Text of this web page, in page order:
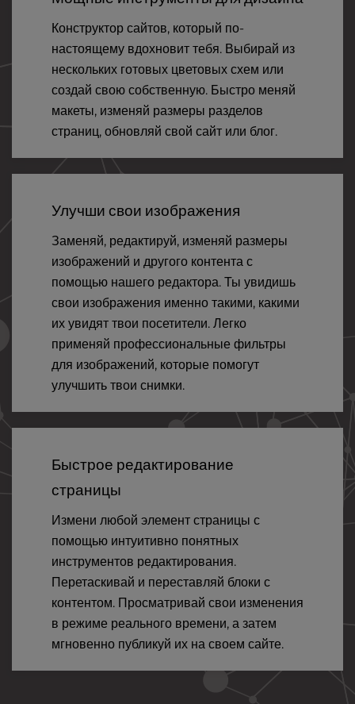
Конструктор сайтов, который по-
настоящему вдохновит тебя. Выбирай из
нескольких готовых цветовых схем или
создай свою собственную. Быстро меняй
макеты, изменяй размеры разделов
страниц, обновляй свой сайт или блог.
Улучши свои изображения
Заменяй, редактируй, изменяй размеры
изображений и другого контента с
помощью нашего редактора. Ты увидишь
свои изображения именно такими, какими
их увидят твои посетители. Легко
применяй профессиональные фильтры
для изображений, которые помогут
улучшить твои снимки.
Быстрое редактирование
страницы
Измени любой элемент страницы с
помощью интуитивно понятных
инструментов редактирования.
Перетаскивай и переставляй блоки с
контентом. Просматривай свои изменения
в режиме реального времени, а затем
мгновенно публикуй их на своем сайте.